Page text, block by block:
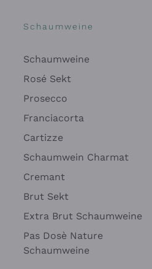
Schaumweine
Schaumweine
Rosé Sekt
Prosecco
Franciacorta
Cartizze
Schaumwein Charmat
Cremant
Brut Sekt
Extra Brut Schaumweine
Pas Dosè Nature
Schaumweine